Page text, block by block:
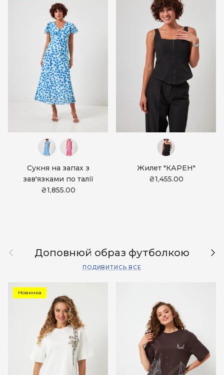
Сукня на запах з
зав'язками по талії
₴1,855.00
Жилет "КАРЕН"
₴1,455.00
Назад Доповнюй образ футболкою
ПОДИВИТИСЬ ВСЕ
Новинка